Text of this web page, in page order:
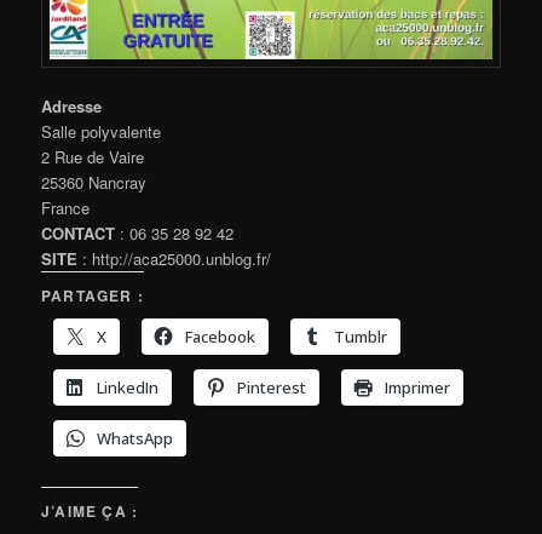
Adresse
Salle polyvalente
2 Rue de Vaire
25360 Nancray
France
CONTACT : 06 35 28 92 42
SITE : http://aca25000.unblog.fr/
PARTAGER :
X
Facebook Tumblr
LinkedIn Pinterest Imprimer
WhatsApp
J’AIME ÇA :